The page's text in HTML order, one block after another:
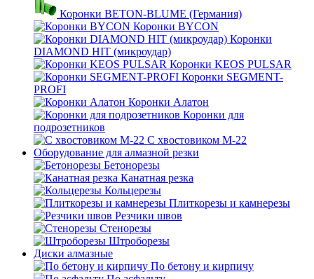
Коронки BETON-BLUME (Германия)
Коронки BYCON
Коронки
DIAMOND HIT (микроудар)
Коронки KEOS PULSAR
Коронки SEGMENT-
PROFI
Коронки Алатон
Коронки для
подрозетников
С хвостовиком М-22
Оборудование для алмазной резки
Бетонорезы
Канатная резка
Кольцерезы
Плиткорезы и камнерезы
Резчики швов
Стенорезы
Штроборезы
Диски алмазные
По бетону и кирпичу